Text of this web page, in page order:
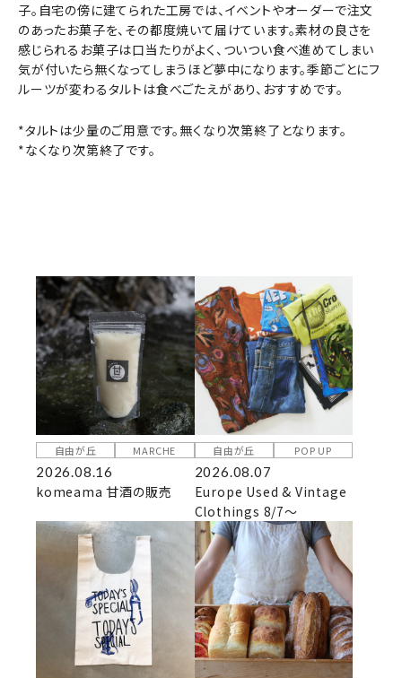
子。自宅の傍に建てられた工房では、イベントやオーダーで注文
のあったお菓子を、その都度焼いて届けています。素材の良さを
感じられるお菓子は口当たりがよく、ついつい食べ進めてしまい
気が付いたら無くなってしまうほど夢中になります。季節ごとにフ
ルーツが変わるタルトは食べごたえがあり、おすすめです。
*タルトは少量のご用意です。無くなり次第終了となります。
*なくなり次第終了です。
自由が丘 MARCHE
2026.08.16
komeama 甘酒の販売
自由が丘 POP UP
2026.08.07
Europe Used & Vintage
Clothings 8/7～